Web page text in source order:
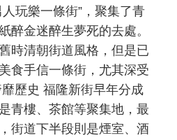
玩樂一條街”，聚集了青
醉金迷醉生夢死的去處。
時清朝街道風格，但是已
食手信一條街，尤其深受
歷史 福隆新街早年分成
青樓、茶館等聚集地，最
街道下半段則是煙室、酒